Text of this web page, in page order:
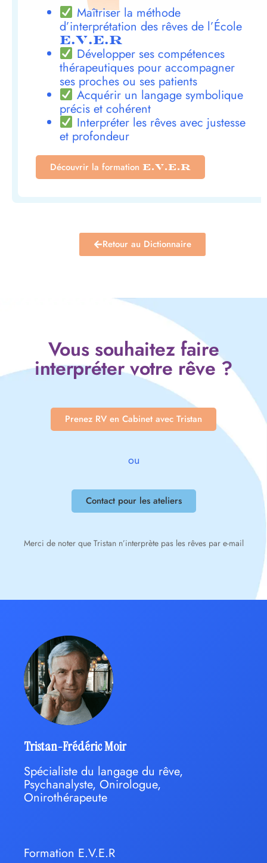
Maîtriser la méthode
d’interprétation des rêves de l’École
E.V.E.R
Développer ses compétences
thérapeutiques pour accompagner
ses proches ou ses patients
Acquérir un langage symbolique
précis et cohérent
Interpréter les rêves avec justesse
et profondeur
Découvrir la formation E.V.E.R
Retour au Dictionnaire
Vous souhaitez faire
interpréter votre rêve ?
Prenez RV en Cabinet avec Tristan
ou
Contact pour les ateliers
Merci de noter que Tristan n’interprète pas les rêves par e-mail
Tristan-Frédéric Moir
Spécialiste du langage du rêve,
Psychanalyste, Onirologue,
Onirothérapeute
Formation E.V.E.R